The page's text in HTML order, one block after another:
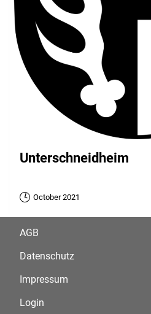
Unterschneidheim
October 2021
AGB
Datenschutz
Impressum
Login